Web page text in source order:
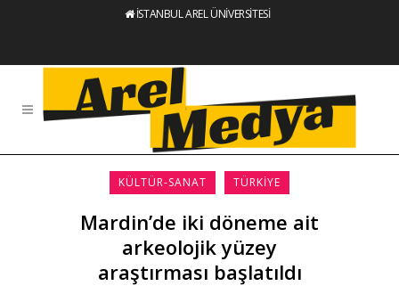
İSTANBUL AREL ÜNİVERSİTESİ
KÜLTÜR-SANAT TÜRKIYE
Mardin’de iki döneme ait
arkeolojik yüzey
araştırması başlatıldı